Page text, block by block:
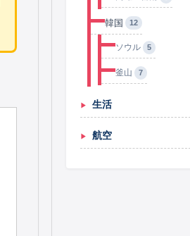
韓国 12
ソウル 5
釜山 7
生活
航空